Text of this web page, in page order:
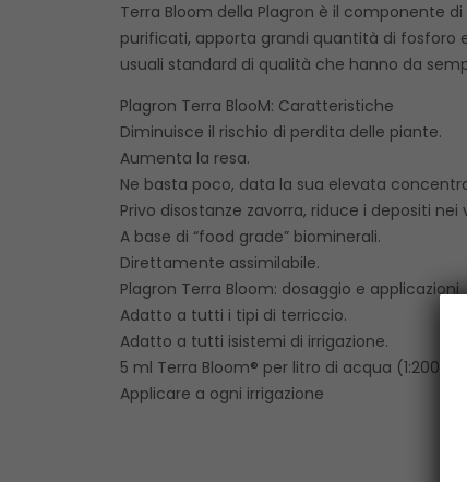
Terra Bloom della Plagron è il componente
purificati, apporta grandi quantità di fosforo
usuali standard di qualità che hanno da
Plagron Terra BlooM: Caratteristiche
Diminuisce il rischio di perdita delle piante.
Aumenta la resa.
Ne basta poco, data la sua elevata
Privo disostanze zavorra, riduce i depositi
A base di “food grade” biominerali.
Direttamente assimilabile.
Plagron Terra Bloom: dosaggio e applicazioni
Adatto a tutti i tipi di terriccio.
Adatto a tutti isistemi di irrigazione.
5 ml Terra Bloom® per litro di acqua (1:200).
Applicare a ogni irrigazione